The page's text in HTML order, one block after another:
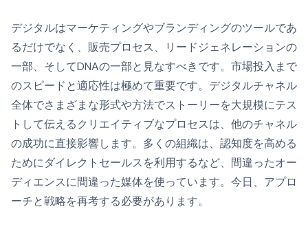
デジタルはマーケティングやブランディングのツールであ
るだけでなく、販売プロセス、リードジェネレーションの
一部、そしてDNAの一部と見なすべきです。市場投入まで
のスピードと適応性は極めて重要です。デジタルチャネル
全体でさまざまな形式や方法でストーリーを大規模にテス
トして伝えるクリエイティブなプロセスは、他のチャネル
の成功に直接影響します。多くの組織は、認知度を高める
ためにダイレクトセールスを利用するなど、間違ったオー
ディエンスに間違った媒体を使っています。今日、アプロ
ーチと戦略を再考する必要があります。